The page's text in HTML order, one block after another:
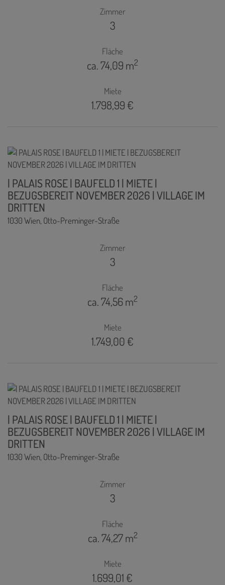
Zimmer
3
Fläche
ca. 74,09 m2
Miete
1.798,99 €
| PALAIS ROSE | BAUFELD 1 | MIETE |
BEZUGSBEREIT NOVEMBER 2026 | VILLAGE IM
DRITTEN
1030 Wien, Otto-Preminger-Straße
Zimmer
3
Fläche
ca. 74,56 m2
Miete
1.749,00 €
| PALAIS ROSE | BAUFELD 1 | MIETE |
BEZUGSBEREIT NOVEMBER 2026 | VILLAGE IM
DRITTEN
1030 Wien, Otto-Preminger-Straße
Zimmer
3
Fläche
ca. 74,27 m2
Miete
1.699,01 €